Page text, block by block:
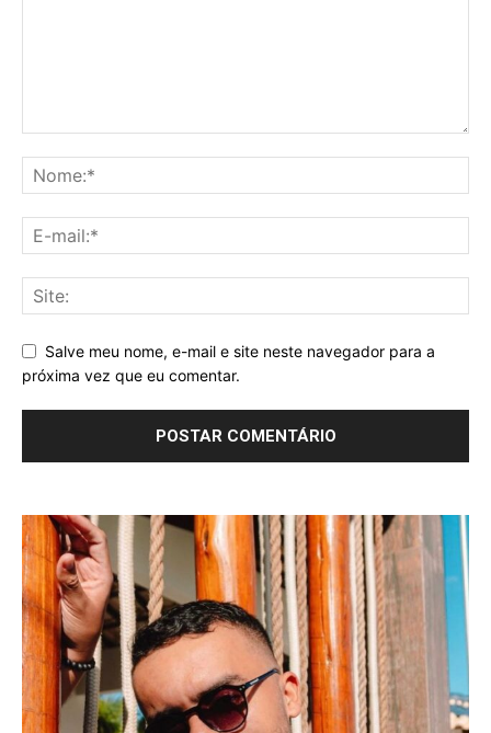
Salve meu nome, e-mail e site neste navegador para a
próxima vez que eu comentar.